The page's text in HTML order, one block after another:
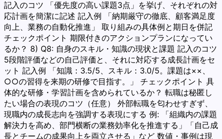
記入のコツ 「優先度の高い課題3点」を挙げ、それぞれの対
応計画を簡潔に記述 記入例 「納期厳守の徹底、顧客満足度
向上、業務の自動化推進」 取り組みの具体例と期日を併記
チェックポイント 期限付きのアクションプランになってい
るか？ 8) Q8: 自身のスキル・知識の現状と課題 記入のコツ
5段階評価などの自己評価と、それに対応する成長計画をセ
ット 記入例 「知識：3.5/5、スキル：3.0/5。課題は××、
○○の習得を来期の研修で目指す。」 チェックポイント 具
体的な研修・学習計画を含められているか？ 転職は秘匿し
たい場合の表現のコツ（任意） 外部転職を匂わせすぎず、
現職内の成長志向を強調する表現にする 例: 「組織内の課題
解決力を高め、部門横断の業務効率化を推進する」「自己成
長とチームの成果向上を両立させる」など 数値・事例は現